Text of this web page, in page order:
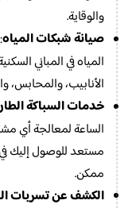
والوقاية.
صيانة شبكات المياه
المياه في المباني
الأنابيب، والمحابس،
خدمات السباكة
الساعة لمعالجة أي
مستعد للوصول إليك
ممكن.
الكشف عن تسربات